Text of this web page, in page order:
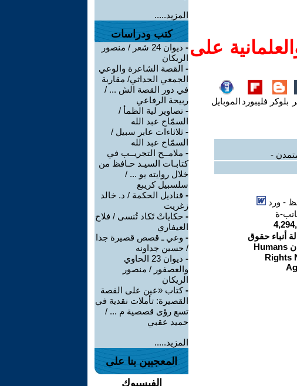
على
بلوكر فليبورد الموبايل
-
- ورد
ة
المزيد.....
كتب ودراسات
-
ديوان 24 شعر / منصور
الريكان
- القصة الشاعرة والوعي
الجمعي الحداثي/ مقاربة
في دور القصة الش ... /
ربيحة الرفاعي
- تصاوير لية الظمأ /
السمّاح عبد الله
- ثلاثاءات عابر سبيل /
السمّاح عبد الله
- ملامــح التجريــب في
كتابـات السيـد حـافظ من
خلال روايته يو ... /
سلسبيل كريبع
- قناديل الحكمة / د. خالد
زغريت
- حكاياتْ تَكاد تُنسى / فلاح
العيفاري
- وعي ـ قصص قصيرة جدا
/ حسين جداونه
-
ديوان 23 الحاوي
والعصفور / منصور
الريكان
-كتاب «عين على القصة
القصيرة: تأملات نقدية في
تسع رؤى قصصية م ... /
حميد عقبي
المزيد.....
المعجبين بنا على
الفيسبوك